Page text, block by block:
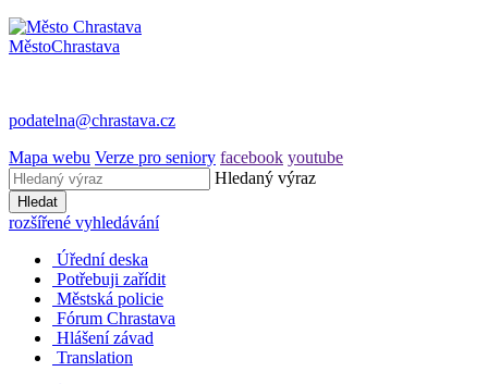
MěstoChrastava
podatelna@chrastava.cz
Mapa webu Verze pro seniory facebook youtube
Hledaný výraz
Hledat
rozšířené vyhledávání
Úřední deska
Potřebuji zařídit
Městská policie
Fórum Chrastava
Hlášení závad
Translation